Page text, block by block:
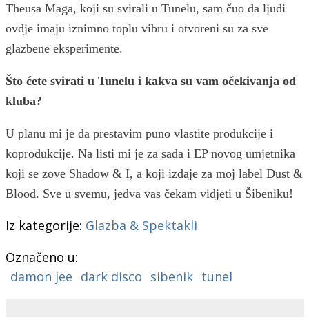
Theusa Maga, koji su svirali u Tunelu, sam čuo da ljudi
ovdje imaju iznimno toplu vibru i otvoreni su za sve
glazbene eksperimente.
Što ćete svirati u Tunelu i kakva su vam očekivanja od
kluba?
U planu mi je da prestavim puno vlastite produkcije i
koprodukcije. Na listi mi je za sada i EP novog umjetnika
koji se zove Shadow & I, a koji izdaje za moj label Dust &
Blood. Sve u svemu, jedva vas čekam vidjeti u Šibeniku!
Iz kategorije: Glazba & Spektakli
Označeno u:
damon jee dark disco sibenik tunel